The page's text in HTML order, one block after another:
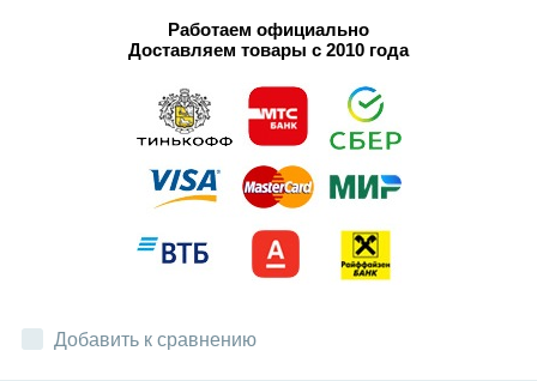
Работаем официально
Доставляем товары с 2010 года
Добавить к сравнению